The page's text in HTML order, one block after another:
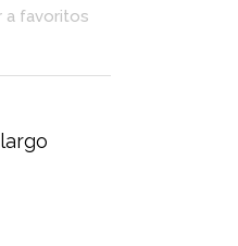
a favoritos